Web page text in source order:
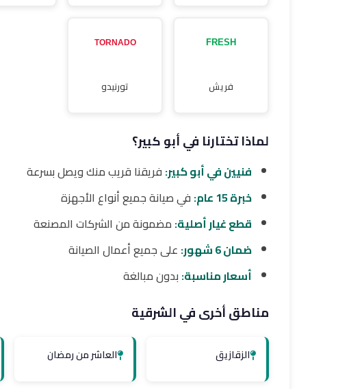
فريش تورنيدو
لماذا تختارنا في أبو كبير؟
فنيين في أبو كبير: فريقنا قريب منك ويصل بسرعة
خبرة 15 عام:
في صيانة جميع أنواع الأجهزة
قطع غيار أصلية: مضمونة من الشركات المصنعة
ضمان 6 شهور:
على جميع أعمال الصيانة
أسعار مناسبة: بدون مبالغة
مناطق أخرى في الشرقية
الزقازيق العاشر من رمضان